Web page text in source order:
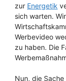
zur Energetik
sich warten.
Werbevideo
zu haben. Die
Nun, die